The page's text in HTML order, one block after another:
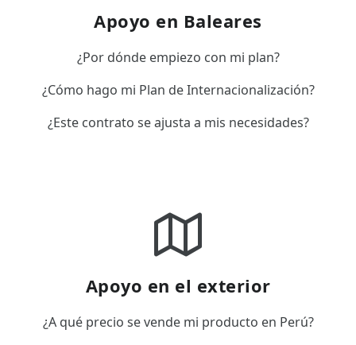
Apoyo en Baleares
¿Por dónde empiezo con mi plan?
¿Cómo hago mi Plan de Internacionalización?
¿Este contrato se ajusta a mis necesidades?
Apoyo en el exterior
¿A qué precio se vende mi producto en Perú?